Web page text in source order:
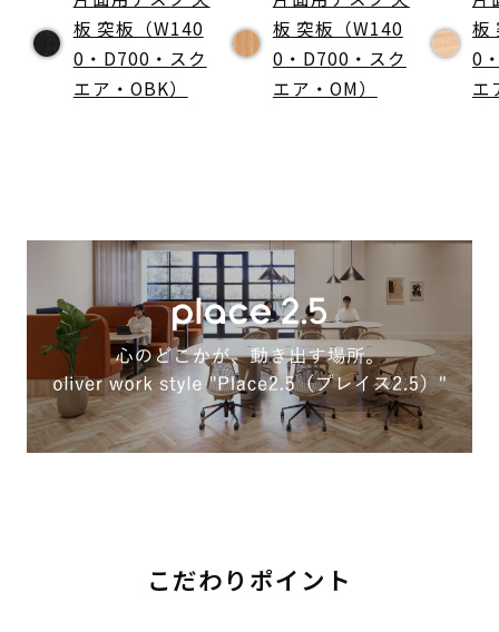
板 突板（W140
0・D700・スク
エア・OBK）
板 突板（W140
0・D700・スク
エア・OM）
板
0
エ
こだわりポイント